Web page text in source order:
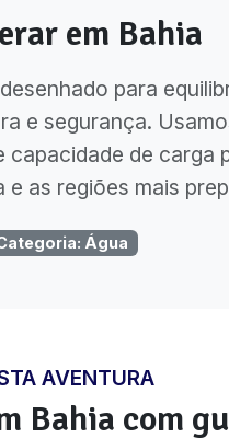
em Bahia
para
e segurança.
capacidade de carga
e as regiões mais
: Água
AVENTURA
Bahia com